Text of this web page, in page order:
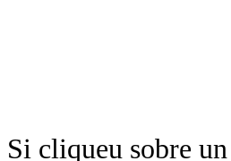
Si cliqueu sobre